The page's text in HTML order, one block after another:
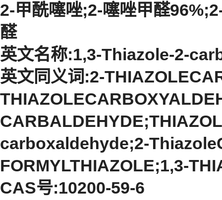
2-甲酰噻唑;2-噻唑甲醛
醛
英文名称:1,3-Thiazole-2-
英文同义词:2-
carboxaldehyde;2-
FORMYLTHIAZOLE;1,3-
CAS号:10200-59-6